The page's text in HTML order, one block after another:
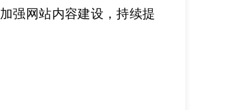
加强网站内容建设，持续提